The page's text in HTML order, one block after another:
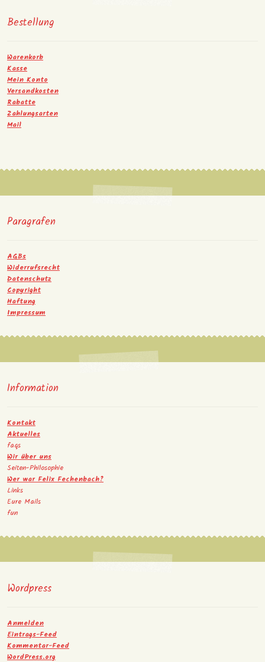
Bestellung
Warenkorb
Kasse
Mein Konto
Versandkosten
Rabatte
Zahlungsarten
Mail
Paragrafen
AGBs
Widerrufsrecht
Datenschutz
Copyright
Haftung
Impressum
Information
Kontakt
Aktuelles
faqs
Wir über uns
Seiten-Philosophie
Wer war Felix Fechenbach?
Links
Eure Mails
fun
Wordpress
Anmelden
Eintrags-Feed
Kommentar-Feed
WordPress.org